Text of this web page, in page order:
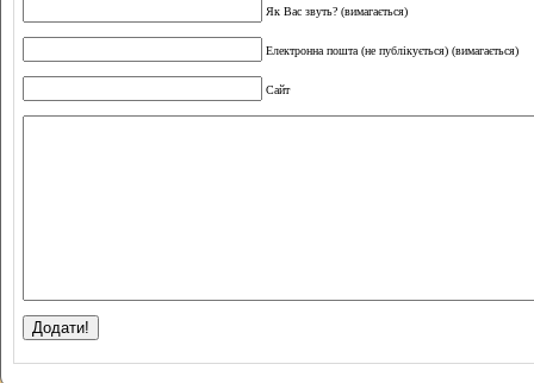
Як Вас звуть? (вимагається)
Електронна пошта (не публікується) (вимагається)
Сайт